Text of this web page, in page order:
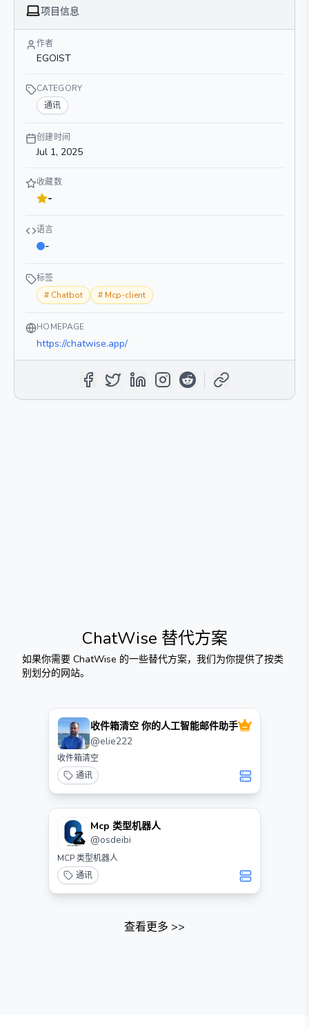
项目信息
作者
EGOIST
CATEGORY
通讯
创建时间
Jul 1, 2025
收藏数
-
语言
-
标签
# Chatbot # Mcp-client
HOMEPAGE
https://chatwise.app/
ChatWise 替代方案
如果你需要 ChatWise 的一些替代方案，我们为你提供了按类
别划分的网站。
收件箱清空 你的人工智能邮件助手
@elie222
收件箱清空
通讯
Mcp 类型机器人
@osdeibi
MCP 类型机器人
通讯
查看更多 >>